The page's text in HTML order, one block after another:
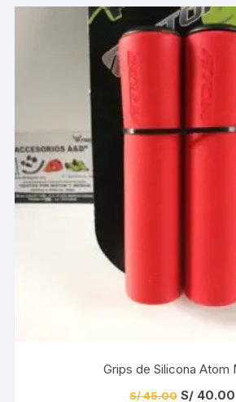
Grips de Silicona Atom
S/45.00 El
S/40.00El